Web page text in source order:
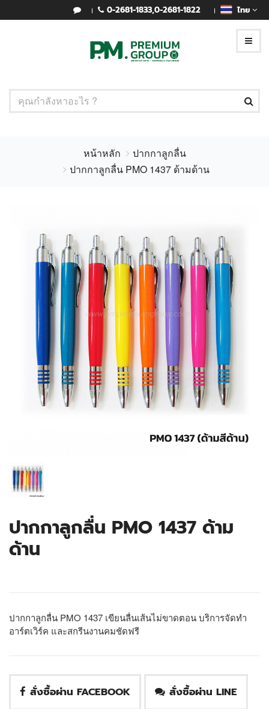
0-2681-1833,0-2681-1822 ไทย
หน้าหลัก
ปากกาลูกลื่น
ปากกาลูกลื่น PMO 1437 ด้ามด้าน
ปากกาลูกลื่น PMO 1437 ด้าม
ด้าน
ปากกาลูกลื่น PMO 1437 เขียนลื่นเส้นไม่ขาดตอน บริการจัดทำ
อาร์ตเวิร์ค และสกรีนงานคมชัดฟรี
สั่งซื้อผ่าน FACEBOOK สั่งซื้อผ่าน LINE